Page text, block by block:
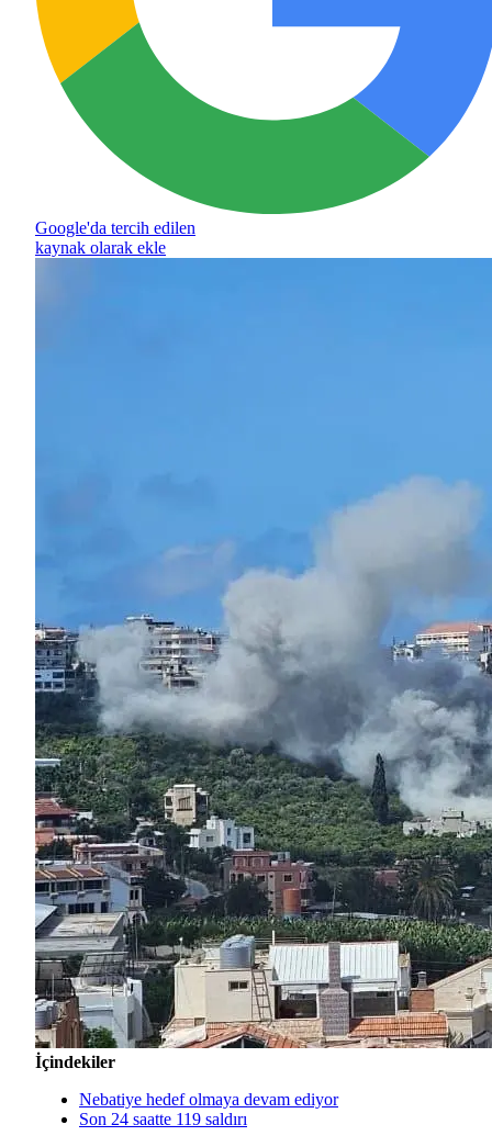
Google'da tercih edilen
kaynak olarak ekle
İçindekiler
Nebatiye hedef olmaya devam ediyor
Son 24 saatte 119 saldırı